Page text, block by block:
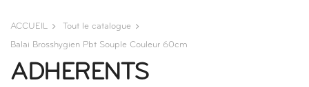
ACCUEIL Tout le catalogue
Balai Brosshygien Pbt Souple Couleur 60cm
ADHERENTS